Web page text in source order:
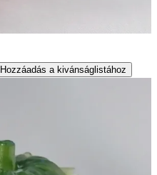
Hozzáadás a kivánságlistához